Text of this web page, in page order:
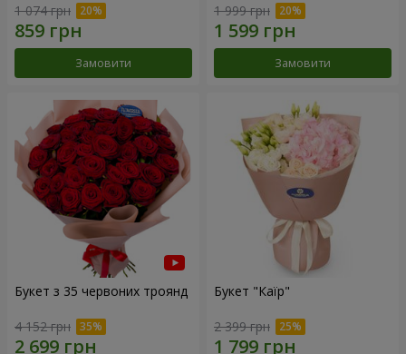
1 074 грн
Замовити
1 999 грн
Замовити
Букет з 35 червоних троянд
4 152 грн
Букет "Каїр"
2 399 грн